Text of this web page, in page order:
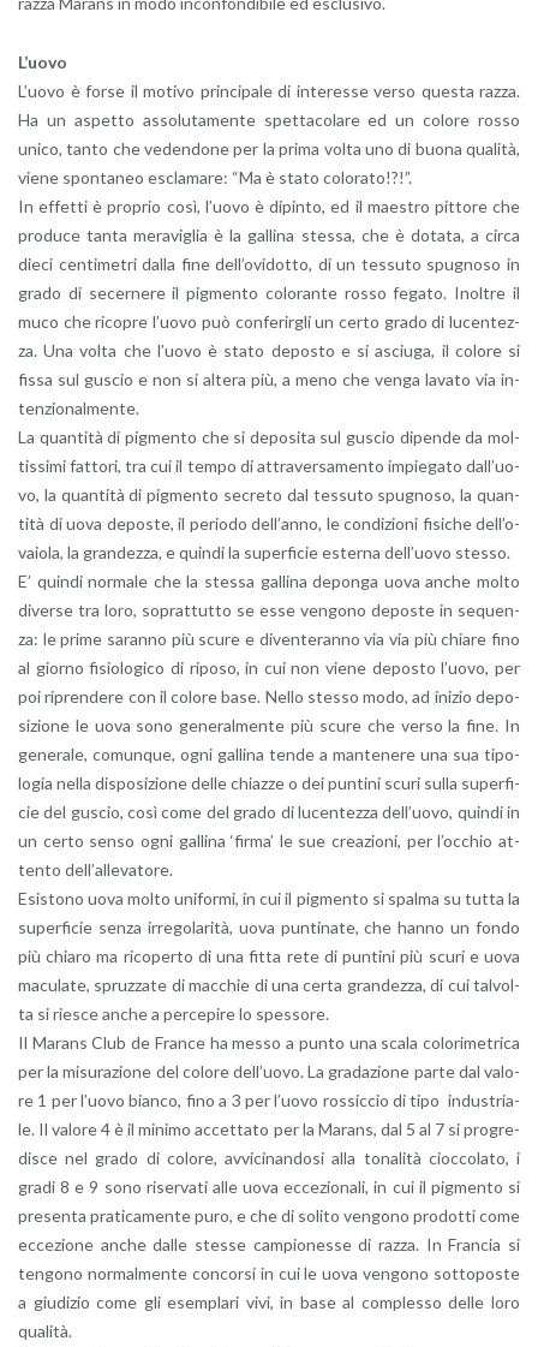
L’uo­vo
L’uo­vo è forse il mo­ti­vo prin­ci­pa­le di in­te­res­se verso que­sta razza.
Ha un aspet­to as­so­lu­ta­men­te spet­ta­co­la­re ed un co­lo­re rosso
unico, tanto che ve­den­do­ne per la prima volta uno di buona qua­li­tà,
viene spon­ta­neo escla­ma­re: “Ma è stato co­lo­ra­to!?!”.
In ef­fet­ti è pro­prio così, l’uo­vo è di­pin­to, ed il mae­stro pit­to­re che
pro­du­ce tanta me­ra­vi­glia è la gal­li­na stes­sa, che è do­ta­ta, a circa
dieci cen­ti­me­tri dalla fine del­l’o­vi­dot­to, di un tes­su­to spu­gno­so in
grado di se­cer­ne­re il pig­men­to co­lo­ran­te rosso fe­ga­to. Inol­tre il
muco che ri­co­pre l’uo­vo può con­fe­rir­gli un certo grado di lu­cen­tez­
za. Una volta che l’uo­vo è stato de­po­sto e si asciu­ga, il co­lo­re si
fissa sul gu­scio e non si al­te­ra più, a meno che venga la­va­to via in­
ten­zio­nal­men­te.
La quan­ti­tà di pig­men­to che si de­po­si­ta sul gu­scio di­pen­de da mol­
tis­si­mi fat­to­ri, tra cui il tempo di at­tra­ver­sa­men­to im­pie­ga­to dal­l’uo­
vo, la quan­ti­tà di pig­men­to se­cre­to dal tes­su­to spu­gno­so, la quan­
ti­tà di uova de­po­ste, il pe­rio­do del­l’an­no, le con­di­zio­ni fi­si­che del­l’o­
va­io­la, la gran­dez­za, e quin­di la su­per­fi­cie ester­na del­l’uo­vo stes­so.
E’ quin­di nor­ma­le che la stes­sa gal­li­na de­pon­ga uova anche molto
di­ver­se tra loro, so­prat­tut­to se esse ven­go­no de­po­ste in se­quen­
za: le prime sa­ran­no più scure e di­ven­te­ran­no via via più chia­re fino
al gior­no fi­sio­lo­gi­co di ri­po­so, in cui non viene de­po­sto l’uo­vo, per
poi ri­pren­de­re con il co­lo­re base. Nello stes­so modo, ad ini­zio de­po­
si­zio­ne le uova sono ge­ne­ral­men­te più scure che verso la fine. In
ge­ne­ra­le, co­mun­que, ogni gal­li­na tende a man­te­ne­re una sua ti­po­
lo­gia nella di­spo­si­zio­ne delle chiaz­ze o dei pun­ti­ni scuri sulla su­per­fi­
cie del gu­scio, così come del grado di lu­cen­tez­za del­l’uo­vo, quin­di in
un certo senso ogni gal­li­na ‘fir­ma’ le sue crea­zio­ni, per l’oc­chio at­
ten­to del­l’al­le­va­to­re.
Esi­sto­no uova molto uni­for­mi, in cui il pig­men­to si spal­ma su tutta la
su­per­fi­cie senza ir­re­go­la­ri­tà, uova pun­ti­na­te, che hanno un fondo
più chia­ro ma ri­co­per­to di una fitta rete di pun­ti­ni più scuri e uova
ma­cu­la­te, spruz­za­te di mac­chie di una certa gran­dez­za, di cui tal­vol­
ta si rie­sce anche a per­ce­pi­re lo spes­so­re.
Il Ma­rans Club de Fran­ce ha messo a punto una scala co­lo­ri­me­tri­ca
per la mi­su­ra­zio­ne del co­lo­re del­l’uo­vo. La gra­da­zio­ne parte dal va­lo­
re 1 per l’uo­vo bian­co, fino a 3 per l’uo­vo ros­sic­cio di tipo in­du­stria­
le. Il va­lo­re 4 è il mi­ni­mo ac­cet­ta­to per la Ma­rans, dal 5 al 7 si pro­gre­
di­sce nel grado di co­lo­re, av­vi­ci­nan­do­si alla to­na­li­tà cioc­co­la­to, i
gradi 8 e 9 sono ri­ser­va­ti alle uova ec­ce­zio­na­li, in cui il pig­men­to si
pre­sen­ta pra­ti­ca­men­te puro, e che di so­li­to ven­go­no pro­dot­ti come
ec­ce­zio­ne anche dalle stes­se cam­pio­nes­se di razza. In Fran­cia si
ten­go­no nor­mal­men­te con­cor­si in cui le uova ven­go­no sot­to­po­ste
a giu­di­zio come gli esem­pla­ri vivi, in base al com­ples­so delle loro
qua­li­tà.